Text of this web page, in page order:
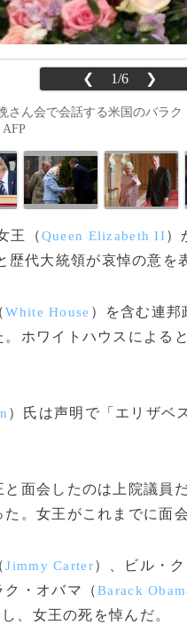
❮ 1/6 ❯
ん会で会話する米国のバラ
王（Queen Elizabeth II）
歴代大統領が哀悼の意を
White House ）を含む連
ホワイトハウスによる
）氏は声明で「エリザベ
面会したのは上院議員
。女王がこれまでに面
Jimmy Carter）、ビル・
ク・オバマ（Barack
、女王の死を悼んだ。